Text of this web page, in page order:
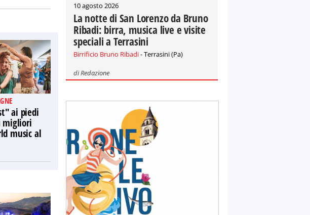
ai piedi
migliori
music al
10 agosto 2026
La notte di San Lorenzo da Bruno
Ribadi: birra, musica live e visite
speciali a Terrasini
Birrificio Bruno Ribadi- Terrasini (Pa)
diRedazione